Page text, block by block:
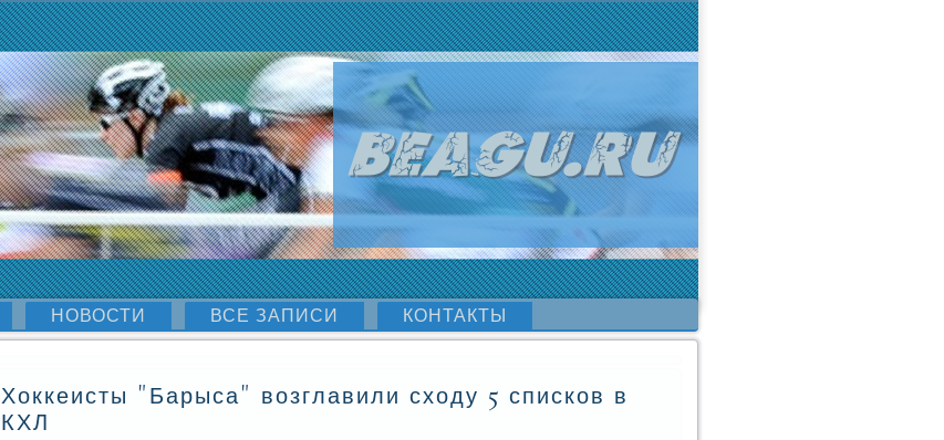
НОВОСТИ ВСЕ ЗАПИСИ КОНТАКТЫ
Хоккеисты "Барыса" возглавили сходу 5 списков в
КХЛ